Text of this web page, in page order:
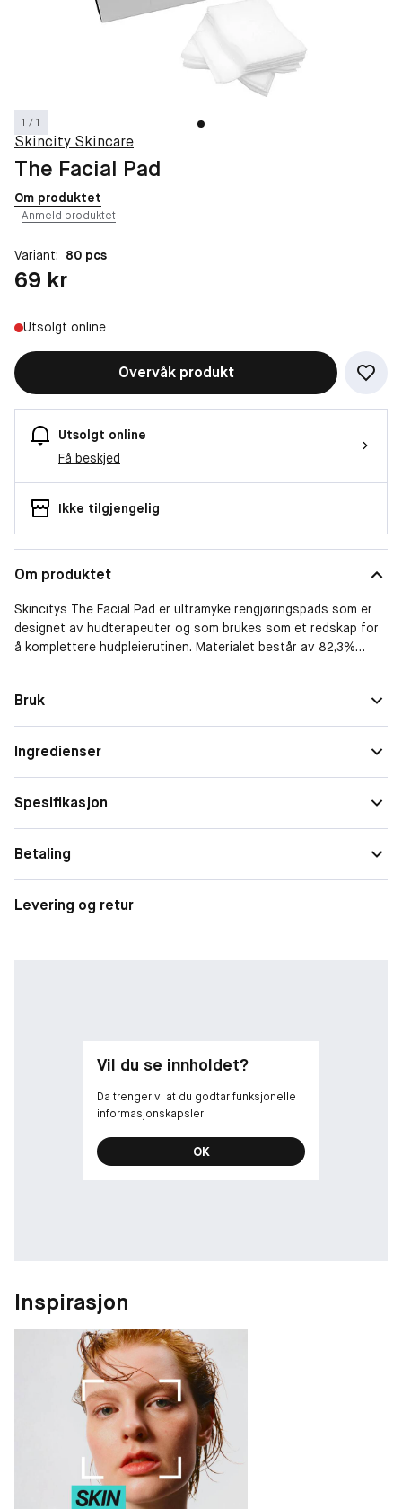
1 / 1
Skincity Skincare
The Facial Pad
Om produktet
Anmeld produktet
Variant: 80 pcs
Pris: 69 kr
69 kr
Utsolgt online
Overvåk produkt
Utsolgt online
Få beskjed
Ikke tilgjengelig
Om produktet
Skincitys The Facial Pad er ultramyke rengjøringspads som er
designet av hudterapeuter og som brukes som et redskap for
å komplettere hudpleierutinen. Materialet består av 82,3%
designet og fleksibiliteten gjør at den enkelt følger konturene
av ansiktet. Ultramyke rensepads designet av hudterapeuter.
huden og absorberer ikke for mye væske.
Bruk
Ingredienser
Spesifikasjon
Betaling
Levering og retur
Vil du se innholdet?
Da trenger vi at du godtar funksjonelle
informasjonskapsler
OK
Inspirasjon